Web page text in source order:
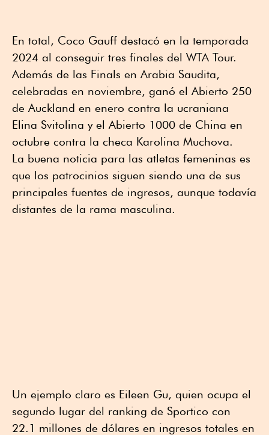
En total, Coco Gauff destacó en la temporada
2024 al conseguir tres finales del WTA Tour.
Además de las Finals en Arabia Saudita,
celebradas en noviembre, ganó el Abierto 250
de Auckland en enero contra la ucraniana
Elina Svitolina y el Abierto 1000 de China en
octubre contra la checa Karolina Muchova.
La buena noticia para las atletas femeninas es
que los patrocinios siguen siendo una de sus
principales fuentes de ingresos, aunque todavía
distantes de la rama masculina.
Un ejemplo claro es Eileen Gu, quien ocupa el
segundo lugar del ranking de Sportico con
22.1 millones de dólares en ingresos totales en